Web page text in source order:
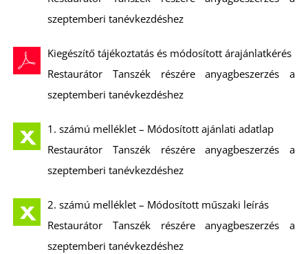
szeptemberi tanévkezdéshez
Kiegészítő tájékoztatás és módosított árajánlatkérés
Restaurátor Tanszék részére anyagbeszerzés a
szeptemberi tanévkezdéshez
1. számú melléklet – Módosított ajánlati adatlap
Restaurátor Tanszék részére anyagbeszerzés a
szeptemberi tanévkezdéshez
2. számú melléklet – Módosított műszaki leírás
Restaurátor Tanszék részére anyagbeszerzés a
szeptemberi tanévkezdéshez